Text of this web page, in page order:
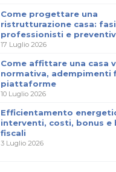
Come progettare una
ristrutturazione casa:
professionisti e
17 Luglio 2026
Come affittare una casa
normativa, adempimenti
piattaforme
10 Luglio 2026
Efficientamento
interventi, costi, bonus e
fiscali
3 Luglio 2026